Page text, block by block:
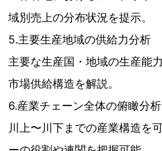
域別売上の分布状況を提示。
5.主要生産地域の供給力分析
主要な生産国・地域の生産能
市場供給構造を解説。
6.産業チェーン全体の俯瞰分析
川上〜川下までの産業構造を